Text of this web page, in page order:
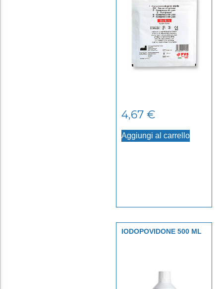
4,67 €
Aggiungi al carrello
IODOPOVIDONE 500 ML